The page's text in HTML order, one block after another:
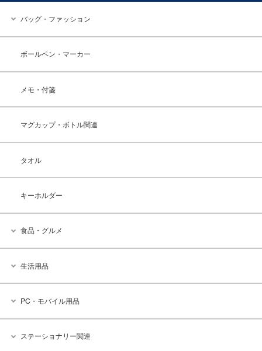
バッグ・ファッション
ボールペン・マーカー
メモ・付箋
マグカップ・ボトル関連
タオル
キーホルダー
食品・グルメ
生活用品
PC・モバイル用品
ステーショナリー関連